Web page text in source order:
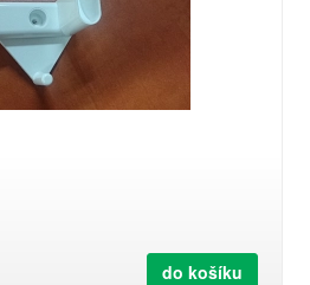
do košíku